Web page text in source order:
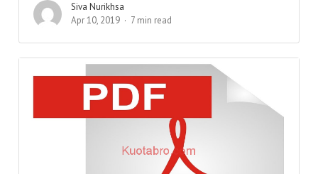
Siva Nurikhsa
Apr 10, 2019
7 min read